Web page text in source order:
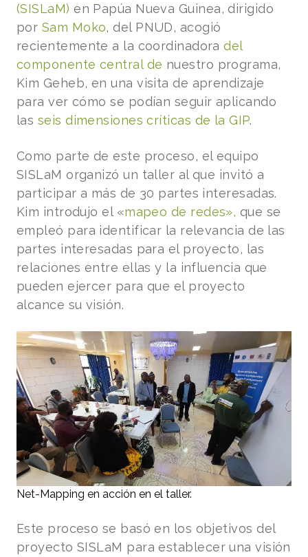
(SISLaM) en Papúa Nueva Guinea, dirigido
por Sam Moko, del PNUD, acogió
recientemente a la coordinadoradel
componente central de nuestro programa,
Kim Geheb, en una visita de aprendizaje
para ver cómo se podían seguir aplicando
las seis dimensiones críticas de la GIP.
Como parte de este proceso, el equipo
SISLaM organizó un taller al que invitó a
participar a más de 30 partes interesadas.
Kim introdujo el «mapeo de redes», que se
empleó para identificar la relevancia de las
partes interesadas para el proyecto, las
relaciones entre ellas y la influencia que
pueden ejercer para que el proyecto
alcance su visión.
Net-Mapping en acción en el taller.
Este proceso se basó en los objetivos del
proyecto SISLaM para establecer una visión